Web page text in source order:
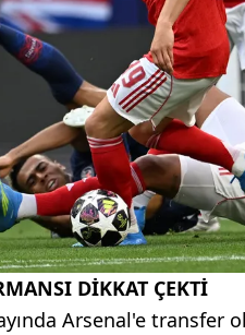
DİKKAT ÇEKTİ
ayında Arsenal'e